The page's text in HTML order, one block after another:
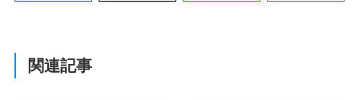
関連記事